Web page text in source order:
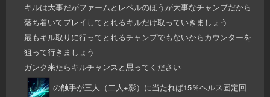
キルは大事だがファームとレベルのほうが大事なチャンプだから
落ち着いてプレイしてとれるキルだけ取っていきましょう
最もキル取りに行ってとれるチャンプでもないからカウンターを
狙って行きましょう
ガンク来たらキルチャンスと思ってください
の触手が三人（二人+影）に当たれば15％ヘルス固定回